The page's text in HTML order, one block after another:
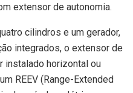
extensor de autonomia.
cilindros e um gerador,
integrados, o extensor de
instalado horizontal ou
REEV (Range-Extended